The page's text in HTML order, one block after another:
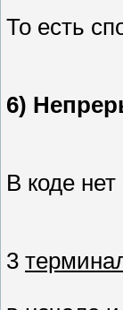
То есть
6)
В коде
3